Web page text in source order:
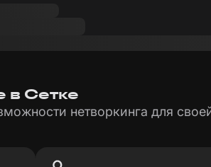
в Сетке
нетворкинга для